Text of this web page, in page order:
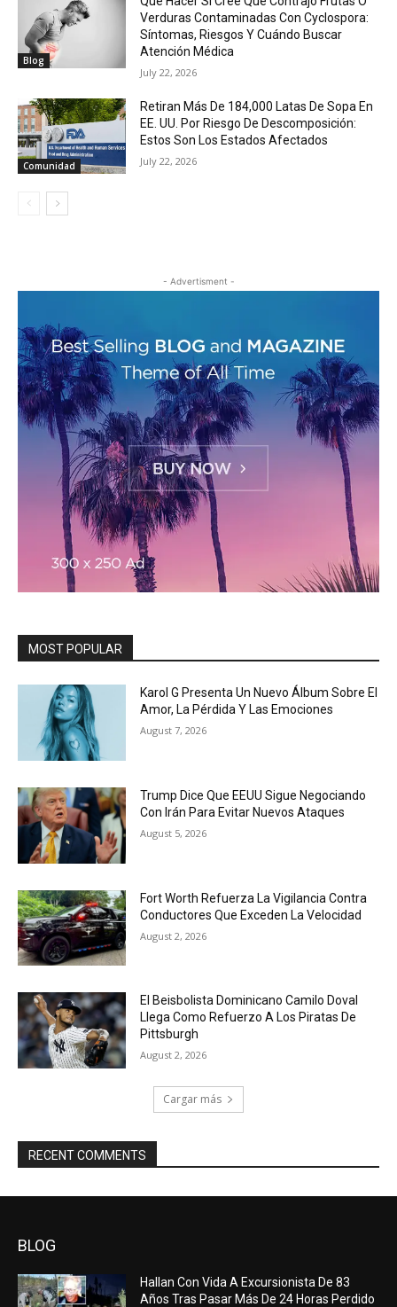
Blog
Verduras Contaminadas Con Cyclospora:
Síntomas, Riesgos Y Cuándo Buscar
Atención Médica
July 22, 2026
Comunidad
Retiran Más De 184,000 Latas De Sopa En
EE. UU. Por Riesgo De Descomposición:
Estos Son Los Estados Afectados
July 22, 2026
- Advertisment -
MOST POPULAR
Karol G Presenta Un Nuevo Álbum Sobre El
Amor, La Pérdida Y Las Emociones
August 7, 2026
Trump Dice Que EEUU Sigue Negociando
Con Irán Para Evitar Nuevos Ataques
August 5, 2026
Fort Worth Refuerza La Vigilancia Contra
Conductores Que Exceden La Velocidad
August 2, 2026
El Beisbolista Dominicano Camilo Doval
Llega Como Refuerzo A Los Piratas De
Pittsburgh
August 2, 2026
Cargar más
RECENT COMMENTS
BLOG
Hallan Con Vida A Excursionista De 83
Años Tras Pasar Más De 24 Horas Perdido